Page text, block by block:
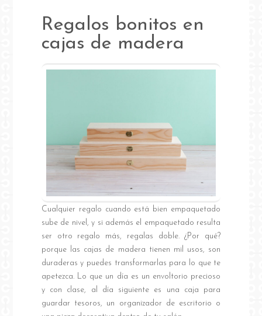
Regalos bonitos en
cajas de madera
Cualquier regalo cuando está bien empaquetado
sube de nivel, y si además el empaquetado resulta
ser otro regalo más, regalas doble. ¿Por qué?
porque las cajas de madera tienen mil usos, son
duraderas y puedes transformarlas para lo que te
apetezca. Lo que un día es un envoltorio precioso
y con clase, al día siguiente es una caja para
guardar tesoros, un organizador de escritorio o